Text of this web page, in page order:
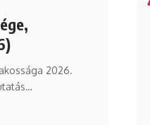
2026.